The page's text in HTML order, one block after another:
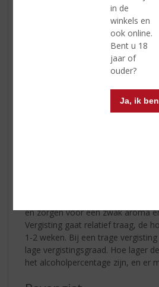
in de
winkels en
ook online.
Bent u 18
jaar of
ouder?
Ja, ik
waardoor de smaak veel langer
techniek heeft de naam van de
pasteuriseren. Deze uitvinding
revolutie bij de bierbrouwerijen.
risico op een zuur brouwsel
familiebedrijfjes het aan om het
en zorgen voor een zwak aroma
Vergisting gaat relatief traag, de
1-2 weken. Bij een trage
lage vergistingsgraad. Hoe lager
het alcoholpercentage zijn, en er